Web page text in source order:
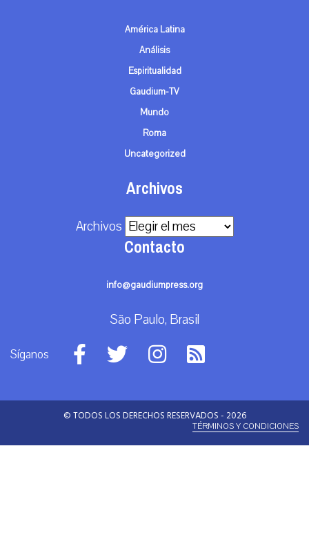
América Latina
Análisis
Espiritualidad
Gaudium-TV
Mundo
Roma
Uncategorized
Archivos
Archivos
Contacto
info@gaudiumpress.org
São Paulo, Brasil
Síganos
© TODOS LOS DERECHOS RESERVADOS - 2026
TÉRMINOS Y CONDICIONES